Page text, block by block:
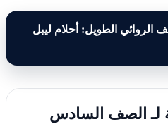
الروائي الطويل: أحلام ليبل
لـ الصف السادس